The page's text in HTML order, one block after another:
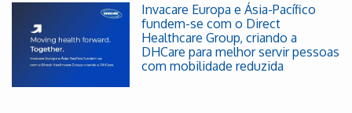
Invacare Europa e Ásia-Pacífico
fundem-se com o Direct
Healthcare Group, criando a
DHCare para melhor servir pessoas
com mobilidade reduzida